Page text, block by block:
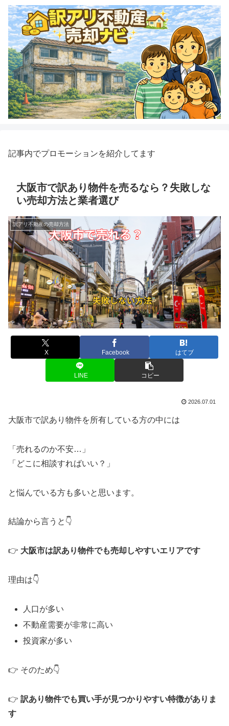
記事内でプロモーションを紹介してます
大阪市で訳あり物件を売るなら？失敗しな
い売却方法と業者選び
訳アリ不動産の売却方法
X Facebook はてブ
LINE コピー
2026.07.01
大阪市で訳あり物件を所有している方の中には
「売れるのか不安…」
「どこに相談すればいい？」
と悩んでいる方も多いと思います。
結論から言うと👇
👉 大阪市は訳あり物件でも売却しやすいエリアです
理由は👇
人口が多い
不動産需要が非常に高い
投資家が多い
👉 そのため👇
👉 訳あり物件でも買い手が見つかりやすい特徴がありま
す